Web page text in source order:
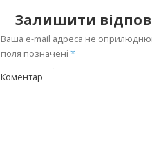
Залишити
Ваша e-mail адреса не
поля позначені *
Коментар